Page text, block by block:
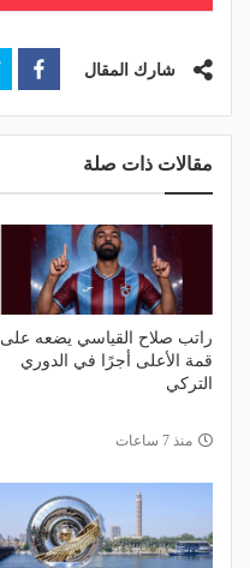
شارك المقال
مقالات ذات صلة
راتب صلاح القياسي يضعه على
قمة الأعلى أجرًا في الدوري
التركي
منذ 7 ساعات